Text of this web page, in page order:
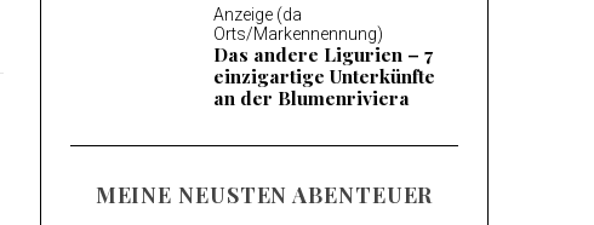
Anzeige (da
Orts/Markennennung)
Das andere Ligurien – 7
einzigartige Unterkünfte
an der Blumenriviera
MEINE NEUSTEN ABENTEUER